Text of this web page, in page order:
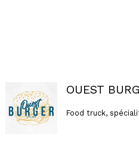
OUEST
Food truck,